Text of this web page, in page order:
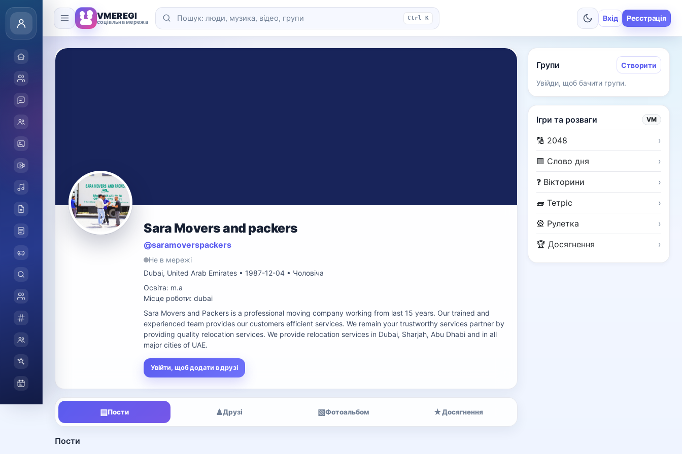
VMEREGI
соціальна мережа
Ctrl K Вхід Реєстрація
Sara Movers and packers
@saramoverspackers
Не в мережі
Dubai, United Arab Emirates • 1987-12-04 • Чоловіча
Освіта: m.a
Місце роботи: dubai
Sara Movers and Packers is a professional moving company working from last 15 years. Our trained and
experienced team provides our customers efficient services. We remain your trustworthy services partner by
providing quality relocation services. We provide relocation services in Dubai, Sharjah, Abu Dhabi and in all
major cities of UAE.
Увійти, щоб додати в друзі
▤Пости ♟Друзі ▧Фотоальбом ★Досягнення
Пости
Групи Створити
Увійди, щоб бачити групи.
Ігри та розваги VM
🔢 2048 ›
🟩 Слово дня ›
❓ Вікторини ›
🧱 Тетріс ›
🎡 Рулетка ›
🏆 Досягнення ›